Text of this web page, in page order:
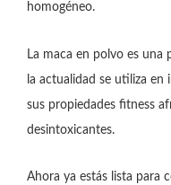
homogéneo.
La maca en polvo es una
la actualidad se utiliza en
sus propiedades fitness
desintoxicantes.
Ahora ya estás lista para